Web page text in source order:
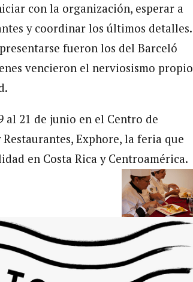
con la organización, esperar a
y coordinar los últimos detalles.
fueron los del Barceló
vencieron el nerviosismo propio
al 21 de junio en el Centro de
Exphore, la feria que
en Costa Rica y Centroamérica.